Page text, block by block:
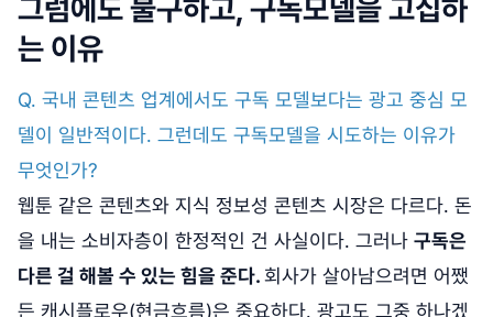
그럼에도 불구하고, 구독모델을 고집하
는 이유
Q. 국내 콘텐츠 업계에서도 구독 모델보다는 광고 중심 모
델이 일반적이다. 그런데도 구독모델을 시도하는 이유가
무엇인가?
웹툰 같은 콘텐츠와 지식 정보성 콘텐츠 시장은 다르다. 돈
을 내는 소비자층이 한정적인 건 사실이다. 그러나 구독은
다른 걸 해볼 수 있는 힘을 준다.회사가 살아남으려면 어쨌
든 캐시플로우(현금흐름)은 중요하다. 광고도 그중 하나겠